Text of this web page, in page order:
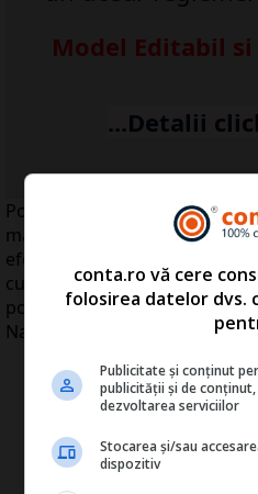
Model Editabil
...Detalii
Posibilele efecte inflaţioniste
majorarea TVA de la 19 la
efectele măsurilor de
curentă de pe scena socială
politică monetară prudentă,
Naţionale a României (BNR).
conta.ro vă cere
folosirea datelor dvs.
Publicitate și conținut
publicității și de
dezvoltarea serviciilor
Stocarea și/sau
dispozitiv